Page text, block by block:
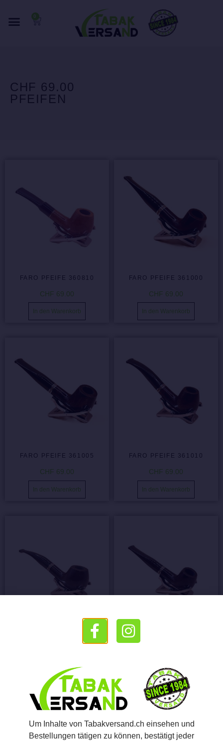
0
CHF 69.00
PFEIFEN
FARO PFEIFE 360810
CHF 69.00
In den Warenkorb
FARO PFEIFE 361000
CHF 69.00
In den Warenkorb
FARO PFEIFE 361005
CHF 69.00
In den Warenkorb
FARO PFEIFE 361010
CHF 69.00
In den Warenkorb
FARO PFEIFE 361020
In den Warenkorb
FARO PFEIFE 361025
In den Warenkorb
Um Inhalte von Tabakversand.ch einsehen und
Bestellungen tätigen zu können, bestätigt jeder